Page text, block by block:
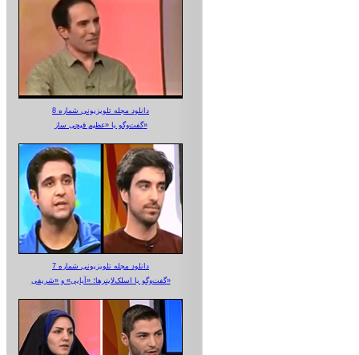
دانلود مجله تلویزیونی شماره 8
گفت‌وگو با «عظیم قیچی ساز»
دانلود مجله تلویزیونی شماره 7
گفت‌وگو با اسلک‌لاینرها؛ «آبایی» و «شریفی»